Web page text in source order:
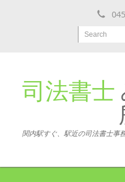
Search
司法書士
関内駅すぐ、駅近の司法書士事